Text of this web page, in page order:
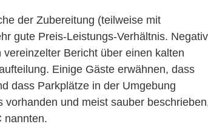
der Zubereitung (teilweise mit
gute Preis-Leistungs-Verhältnis. Negativ
Bericht über einen kalten
Einige Gäste erwähnen, dass
dass Parkplätze in der Umgebung
und meist sauber
nannten.